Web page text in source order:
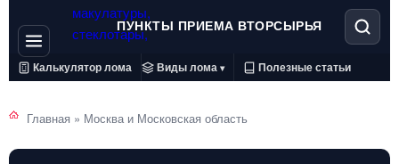
ПУНКТЫ ПРИЕМА ВТОРСЫРЬЯ
Калькулятор лома Виды лома ▾ Полезные статьи
Главная » Москва и Московская область